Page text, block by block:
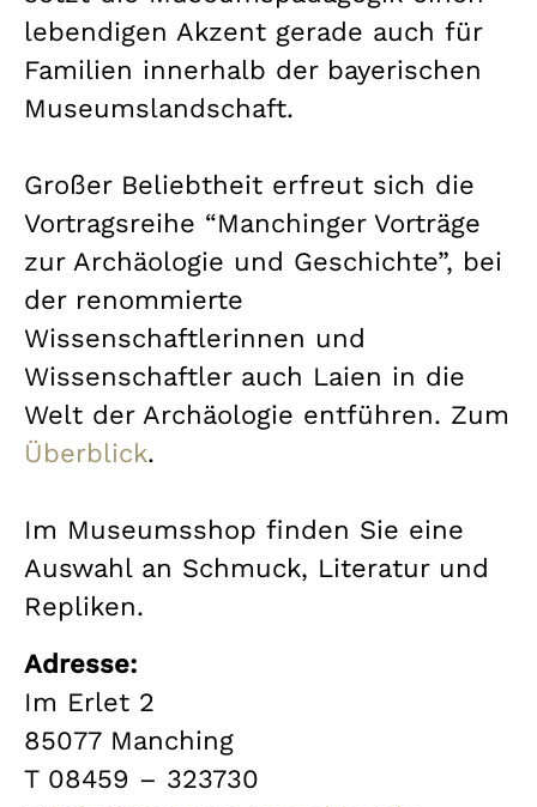
lebendigen Akzent gerade auch für
Familien innerhalb der bayerischen
Museumslandschaft.
Großer Beliebtheit erfreut sich die
Vortragsreihe “Manchinger Vorträge
zur Archäologie und Geschichte”, bei
der renommierte
Wissenschaftlerinnen und
Wissenschaftler auch Laien in die
Welt der Archäologie entführen. Zum
Überblick.
Im Museumsshop finden Sie eine
Auswahl an Schmuck, Literatur und
Repliken.
Adresse:
Im Erlet 2
85077 Manching
T 08459 – 323730